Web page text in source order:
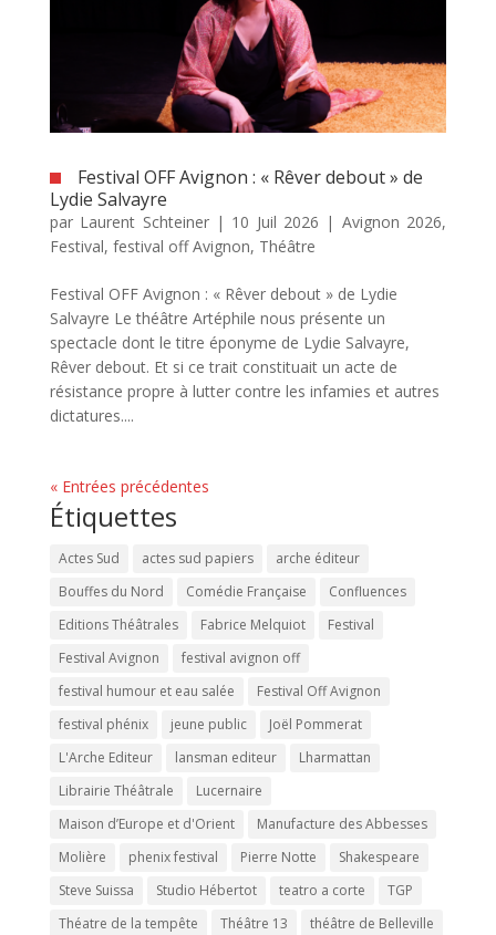
Festival OFF Avignon : « Rêver debout » de
Lydie Salvayre
par Laurent Schteiner| 10 Juil 2026 | Avignon 2026,
Festival, festival off Avignon, Théâtre
Festival OFF Avignon : « Rêver debout » de Lydie
Salvayre Le théâtre Artéphile nous présente un
spectacle dont le titre éponyme de Lydie Salvayre,
Rêver debout. Et si ce trait constituait un acte de
résistance propre à lutter contre les infamies et autres
dictatures....
« Entrées précédentes
Étiquettes
Actes Sud actes sud papiers
arche éditeur
Bouffes du Nord
Comédie Française
Confluences
Editions Théâtrales
Fabrice Melquiot
Festival
Festival Avignon
festival avignon off
festival humour et eau salée
Festival Off Avignon
festival phénix
jeune public
Joël Pommerat
L'Arche Editeur
lansman editeur
Lharmattan
Librairie Théâtrale
Lucernaire
Maison d’Europe et d'Orient
Manufacture des Abbesses
Molière
phenix festival Pierre Notte
Shakespeare
Steve Suissa
Studio Hébertot teatro a corte
TGP
Théatre de la tempête
Théâtre 13
théâtre de Belleville